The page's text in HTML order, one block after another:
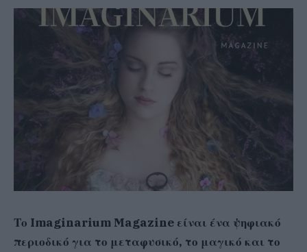
Το Imaginarium Magazine είναι ένα ψηφιακό
περιοδικό για το μεταφυσικό, το μαγικό και το